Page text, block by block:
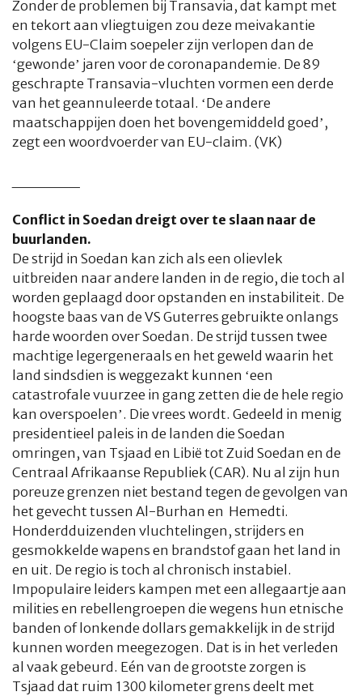
Zonder de problemen bij Transavia, dat kampt met
en tekort aan vliegtuigen zou deze meivakantie
volgens EU-Claim soepeler zijn verlopen dan de
‘gewonde’ jaren voor de coronapandemie. De 89
geschrapte Transavia-vluchten vormen een derde
van het geannuleerde totaal. ‘De andere
maatschappijen doen het bovengemiddeld goed’,
zegt een woordvoerder van EU-claim. (VK)
Conflict in Soedan dreigt over te slaan naar de
buurlanden.
De strijd in Soedan kan zich als een olievlek
uitbreiden naar andere landen in de regio, die toch al
worden geplaagd door opstanden en instabiliteit. De
hoogste baas van de VS Guterres gebruikte onlangs
harde woorden over Soedan. De strijd tussen twee
machtige legergeneraals en het geweld waarin het
land sindsdien is weggezakt kunnen ‘een
catastrofale vuurzee in gang zetten die de hele regio
kan overspoelen’. Die vrees wordt. Gedeeld in menig
presidentieel paleis in de landen die Soedan
omringen, van Tsjaad en Libië tot Zuid Soedan en de
Centraal Afrikaanse Republiek (CAR). Nu al zijn hun
poreuze grenzen niet bestand tegen de gevolgen van
het gevecht tussen Al-Burhan en Hemedti.
Honderdduizenden vluchtelingen, strijders en
gesmokkelde wapens en brandstof gaan het land in
en uit. De regio is toch al chronisch instabiel.
Impopulaire leiders kampen met een allegaartje aan
milities en rebellengroepen die wegens hun etnische
banden of lonkende dollars gemakkelijk in de strijd
kunnen worden meegezogen. Dat is in het verleden
al vaak gebeurd. Eén van de grootste zorgen is
Tsjaad dat ruim 1300 kilometer grens deelt met